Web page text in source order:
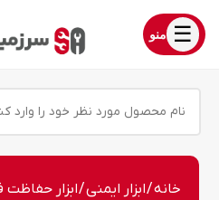
☰ منو
خانه/ابزار ایمنی/ابزار حفاظت